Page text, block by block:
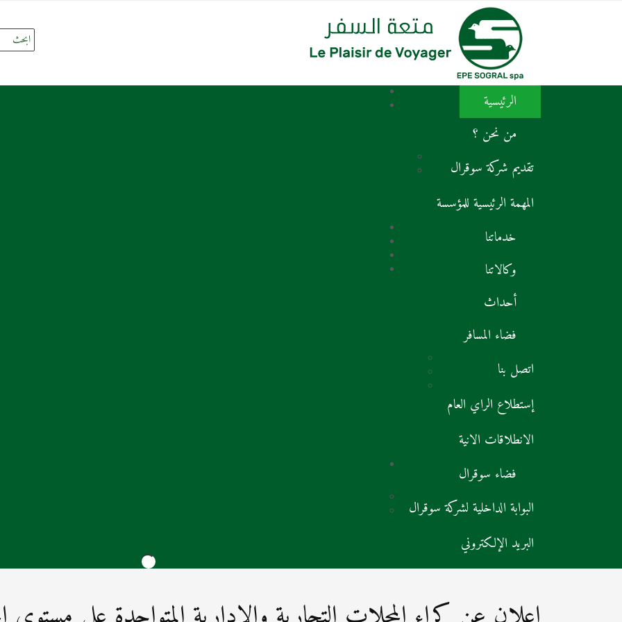
الرئيسية
من نحن ؟
تقديم شركة سوقرال
المهمة الرئيسية للمؤسسة
خدماتنا
وكالاتنا
أحداث
فضاء المسافر
اتصل بنا
إستطلاع الراي العام
الانطلاقات الانية
فضاء سوقرال
البوابة الداخلية لشركة سوقرال
البريد الإلكتروني